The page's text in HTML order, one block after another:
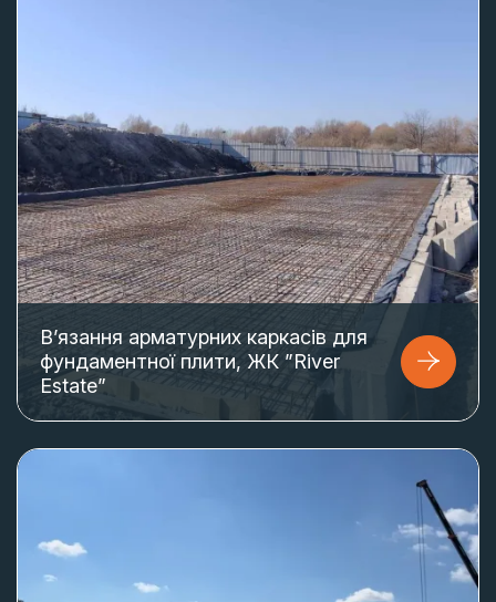
В’язання арматурних каркасів для
фундаментної плити, ЖК ”River
Estate”